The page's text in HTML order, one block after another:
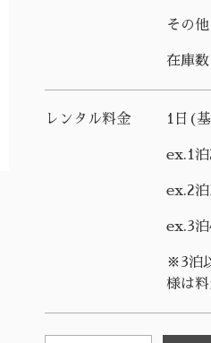
その他
在庫数
レンタル料金 1日(
ex.1泊
ex.2泊
ex.3泊
※3泊
様は料